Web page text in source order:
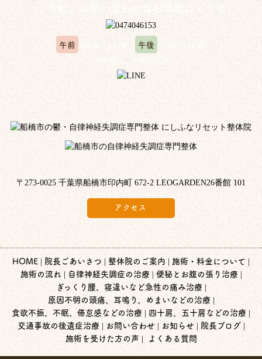
ご予約、お問い合わせはお気軽にどうぞ
午前 10:00～12:00 午後
15:00～20:00
※水曜日、木曜日定休
〒273-0025 千葉県船橋市印内町 672-2 LEOGARDEN26番館 101
アクセス
HOME 院長ごあいさつ 整体院のご案内
施術・料金について
施術の流れ
自律神経失調症の治療 便秘とお腹の張り治療
ぎっくり腰、寝違いなど急性の痛み治療
原因不明の頭痛、耳鳴り、めまいなどの治療
食欲不振、不眠、倦怠感などの治療
四十肩、五十肩などの治療
交通事故の後遺症治療
お問い合わせ お知らせ 院長ブログ
施術を受けた方の声
よくある質問